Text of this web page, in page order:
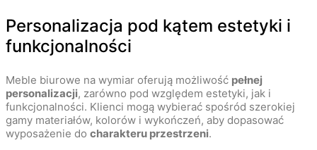
Personalizacja pod kątem estetyki i
funkcjonalności
Meble biurowe na wymiar oferują możliwość pełnej
personalizacji, zarówno pod względem estetyki, jak i
funkcjonalności. Klienci mogą wybierać spośród szerokiej
gamy materiałów, kolorów i wykończeń, aby dopasować
wyposażenie do charakteru przestrzeni.